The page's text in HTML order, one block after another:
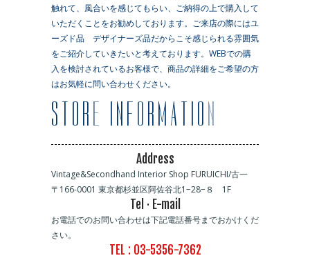
触れて、風合いを感じてもらい、ご納得の上で購入して
いただくことをお勧めしております。ご来店の際にはユ
ーズド品 デザイナーズ品だからこそ感じられる雰囲気
をご紹介していきたいと考えております。WEBでの購
入を検討されているお客様で、商品の詳細をご希望の方
はお気軽に問い合わせください。
Address
Vintage&Secondhand Interior Shop FURUICHI/古一
〒166-0001 東京都杉並区阿佐谷北1−28−８ 1F
Tel · E-mail
お電話でのお問い合わせは下記電話番号までおかけくだ
さい。
TEL : 03-5356-7362